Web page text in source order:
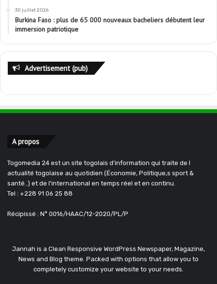
30 juillet 2026
Burkina Faso : plus de 65 000 nouveaux bacheliers débutent leur
immersion patriotique
Advertisement (pub)
A propos
Togomedia 24 est un site togolais d'information qui traite de l
actualité togolaise au quotidien (Économie, Politique,s sport &
santé..) et de l'international en temps réel et en continu.
Tel : +228 91 06 25 88
Récipissé : N° 0016/HAAC/12-2020/PL/P
Jannah is a Clean Responsive WordPress Newspaper, Magazine,
News and Blog theme. Packed with options that allow you to
completely customize your website to your needs.